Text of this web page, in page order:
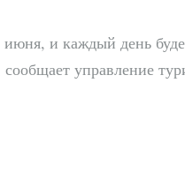
и каждый день
управление